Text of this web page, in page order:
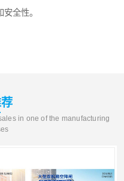
全性。
in one of the manufacturing